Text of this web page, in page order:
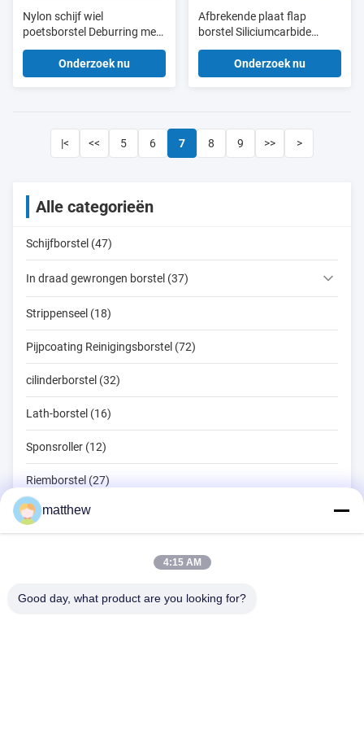
Nylon schijf wiel
poetsborstel Deburring met
slijpvezel
Onderzoek nu
Afbrekende plaat flap
borstel Siliciumcarbide
Nylon borstel Voor hoek
grinders Deburring
Onderzoek nu
|< << 5 6 7 8 9 >> >
Alle categorieën
Schijfborstel (47)
In draad gewrongen borstel (37)
Strippenseel (18)
Pijpcoating Reinigingsborstel (72)
cilinderborstel (32)
Lath-borstel (16)
Sponsroller (12)
Riemborstel (27)
Touwreinigingsborstel (11)
matthew
4:15 AM
Good day, what product are you looking for?